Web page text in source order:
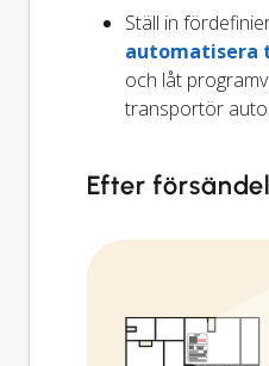
Ställ in
automatisera
och låt
transportör
Efter